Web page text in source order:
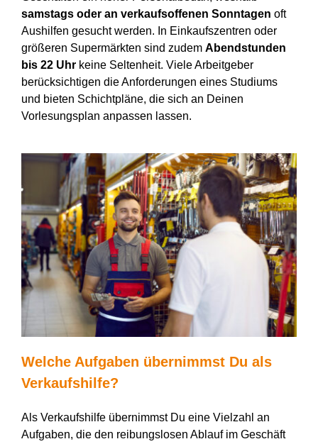
samstags oder an verkaufsoffenen Sonntagen oft
Aushilfen gesucht werden. In Einkaufszentren oder
größeren Supermärkten sind zudem Abendstunden
bis 22 Uhrkeine Seltenheit. Viele Arbeitgeber
berücksichtigen die Anforderungen eines Studiums
und bieten Schichtpläne, die sich an Deinen
Vorlesungsplan anpassen lassen.
Welche Aufgaben übernimmst Du als
Verkaufshilfe?
Als Verkaufshilfe übernimmst Du eine Vielzahl an
Aufgaben, die den reibungslosen Ablauf im Geschäft